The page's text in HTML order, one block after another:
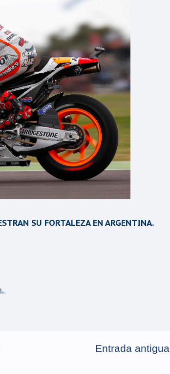
SU FORTALEZA EN ARGENTINA.
Entrada antigua